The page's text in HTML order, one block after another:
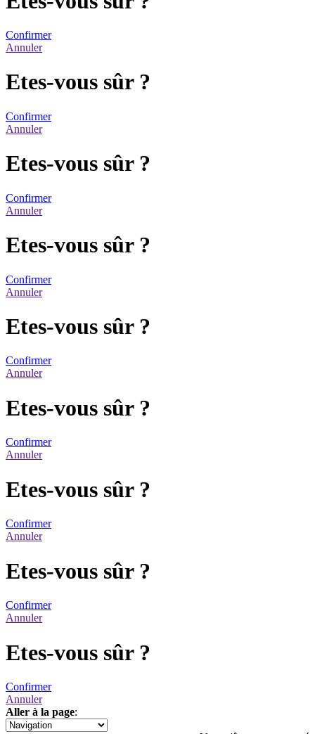
Confirmer
Annuler
Etes-vous sûr ?
Confirmer
Annuler
Etes-vous sûr ?
Confirmer
Annuler
Etes-vous sûr ?
Confirmer
Annuler
Etes-vous sûr ?
Confirmer
Annuler
Etes-vous sûr ?
Confirmer
Annuler
Etes-vous sûr ?
Confirmer
Annuler
Etes-vous sûr ?
Confirmer
Annuler
Etes-vous sûr ?
Confirmer
Annuler
Aller à la page:
1